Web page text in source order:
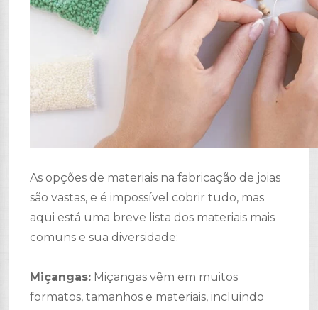
As opções de materiais na fabricação de joias
são vastas, e é impossível cobrir tudo, mas
aqui está uma breve lista dos materiais mais
comuns e sua diversidade:
Miçangas: Miçangas vêm em muitos
formatos, tamanhos e materiais, incluindo